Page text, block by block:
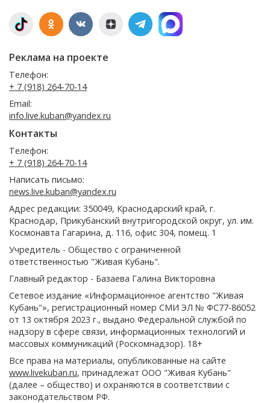
Реклама на проекте
Телефон:
+ 7 (918) 264-70-14
Email:
info.live.kuban@yandex.ru
Контакты
Телефон:
+ 7 (918) 264-70-14
Написать письмо:
news.live.kuban@yandex.ru
Адрес редакции: 350049, Краснодарский край, г.
Краснодар, Прикубанский внутригородской округ, ул. им.
Космонавта Гагарина, д. 116, офис 304, помещ. 1
Учредитель - Общество с ограниченной
ответственностью "Живая Кубань".
Главный редактор - Базаева Галина Викторовна
Сетевое издание «Информационное агентство "Живая
Кубань"», регистрационный номер СМИ ЭЛ № ФС77-86052
от 13 октября 2023 г., выдано Федеральной службой по
надзору в сфере связи, информационных технологий и
массовых коммуникаций (Роскомнадзор). 18+
Все права на материалы, опубликованные на сайте
www.livekuban.ru, принадлежат ООО "Живая Кубань"
(далее – общество) и охраняются в соответствии с
законодательством РФ.